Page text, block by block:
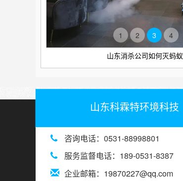
1 2 3 4
山东消杀公司如何灭蚂蚁
山东科霖特环境科技
咨询电话：0531-88998801
服务监督电话：189-0531-8387
企业邮箱： 19870227@qq.com